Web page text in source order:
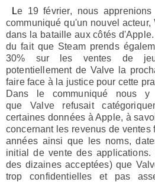
Le 19 février, nous
communiqué qu'un nouvel acteur,
dans la batailleaux côtés
du fait que Steam prends
30% sur les ventes de
potentiellement de Valve la
faire face à la justice pour cette
Dans le communiqué nous y
queValve refusait
certaines données à Apple, à
concernant les revenus de ventes
années ainsi que les noms,
initial de vente des applications.
des dizaines acceptées) que
trop confidentielles et pas